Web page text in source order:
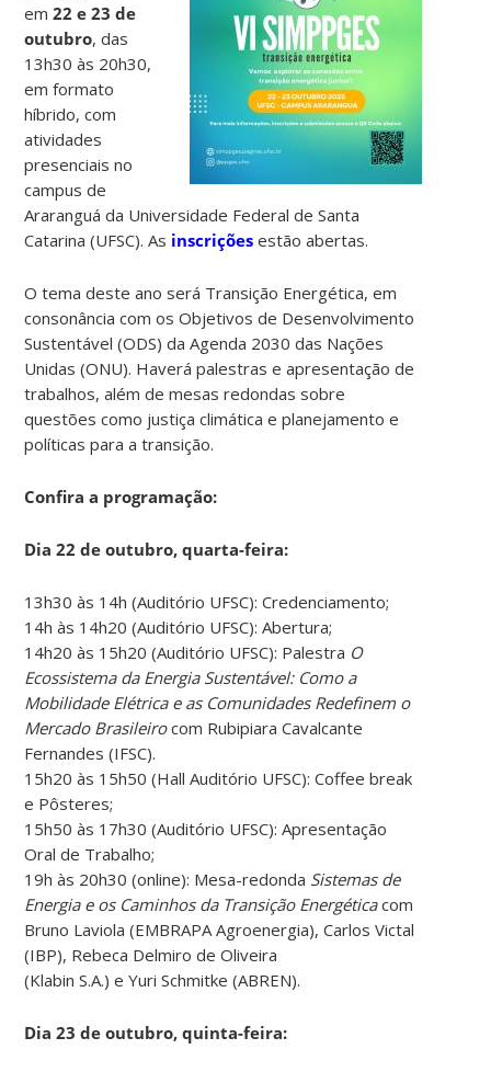
em22 e 23 de
outubro, das
13h30 às 20h30,
em formato
híbrido, com
atividades
presenciais no
campus de
Araranguá da Universidade Federal de Santa
Catarina (UFSC). As inscriçõesestão abertas.
O tema deste ano será Transição Energética, em
consonância com os Objetivos de Desenvolvimento
Sustentável (ODS) da Agenda 2030 das Nações
Unidas (ONU). Haverá palestras e apresentação de
trabalhos, além de mesas redondas sobre
questões como justiça climática e planejamento e
políticas para a transição.
Confira a programação:
Dia 22 de outubro, quarta-feira:
13h30 às 14h (Auditório UFSC): Credenciamento;
14h às 14h20 (Auditório UFSC): Abertura;
14h20 às 15h20 (Auditório UFSC): Palestra O
Ecossistema da Energia Sustentável: Como a
Mobilidade Elétrica e as Comunidades Redefinem o
Mercado Brasileirocom Rubipiara Cavalcante
Fernandes (IFSC).
15h20 às 15h50 (Hall Auditório UFSC): Coffee break
e Pôsteres;
15h50 às 17h30 (Auditório UFSC): Apresentação
Oral de Trabalho;
19h às 20h30 (online): Mesa-redonda Sistemas de
Energia e os Caminhos da Transição Energéticacom
Bruno Laviola (EMBRAPA Agroenergia), Carlos Victal
(IBP), Rebeca Delmiro de Oliveira
(Klabin S.A.) e Yuri Schmitke (ABREN).
Dia 23 de outubro, quinta-feira: